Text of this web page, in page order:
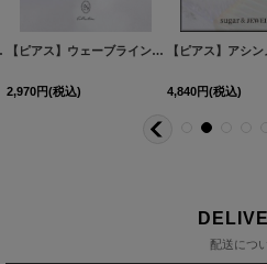
1]
[NE355-260528-1]
】[OF02] [
【ピアス】ウェーブラインロングピアス【Fサイズ/1カラー】
2,970円(税込) 4,840円(税込)
配送につ